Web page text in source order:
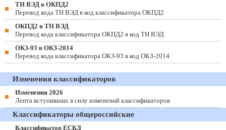
ТН ВЭД в ОКПД2
Перевод кода ТН ВЭД в код классификатора ОКПД2
ОКПД2 в ТН ВЭД
Перевод кода классификатора ОКПД2 в код ТН ВЭД
ОКЗ-93 в ОКЗ-2014
Перевод кода классификатора ОКЗ-93 в код ОКЗ-2014
Изменения классификаторов
Изменения 2026
Лента вступивших в силу изменений классификаторов
Классификаторы общероссийские
Классификатор ЕСКД